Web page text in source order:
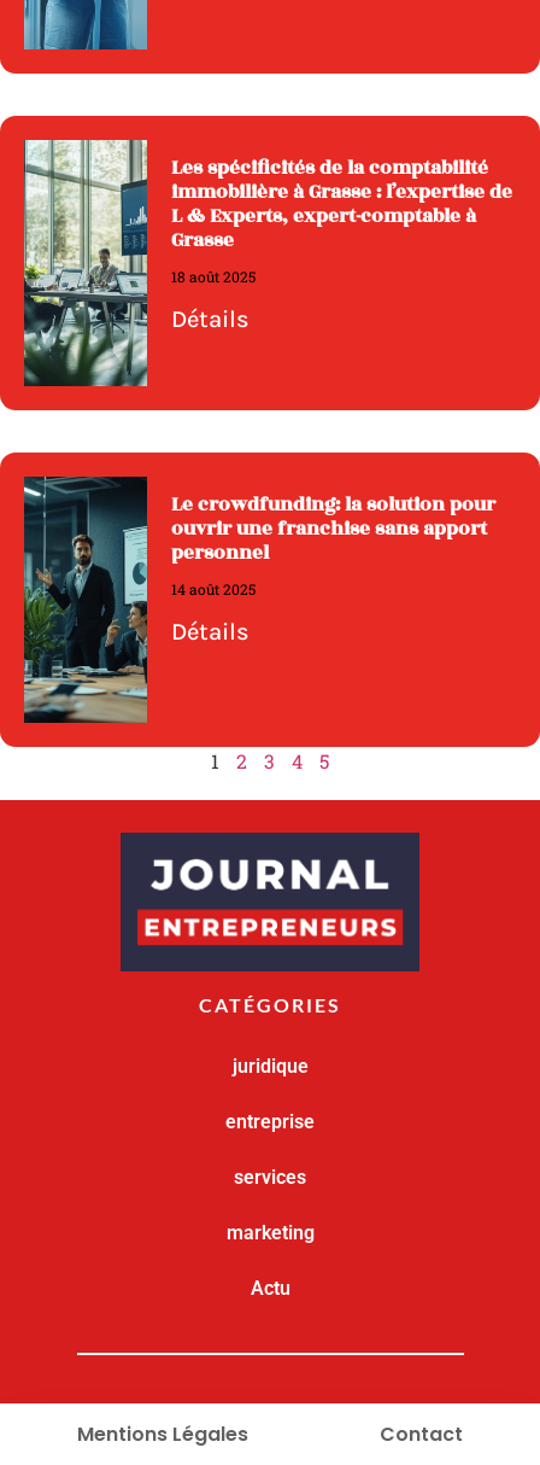
Les spécificités de la comptabilité
immobilière à Grasse : l’expertise de
L & Experts, expert-comptable à
Grasse
18 août 2025
Détails
Le crowdfunding: la solution pour
ouvrir une franchise sans apport
personnel
14 août 2025
Détails
1 2 3 4 5
CATÉGORIES
juridique
entreprise
services
marketing
Actu
Mentions Légales Contact